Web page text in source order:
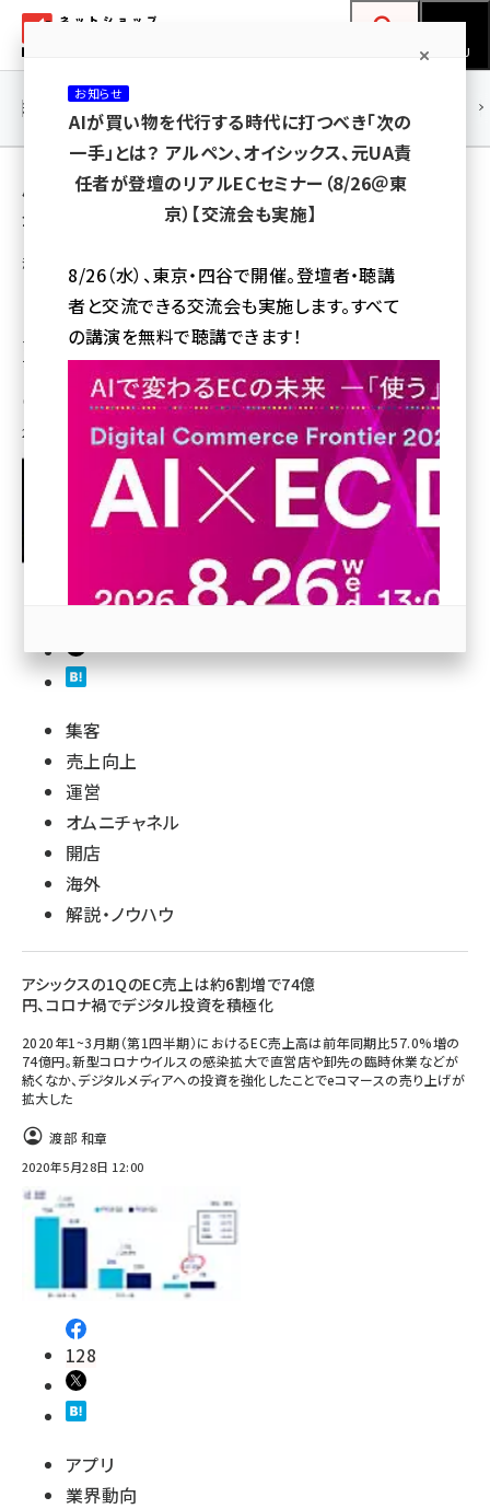
ン
ネットショップ担当者フォーラム
MENU
yahoo (1901)
楽天 (1871)
アスクル (1119)
base (1075)
ビィ・フォアード (773)
revico (739)
連載・特集 |
用語「アシックス」 が使われている記事の一覧
全 13 記事中 1 ～ 13 を表示中
海外のEC事情・戦略・マーケティング情報ウォッチ
「アマゾンとも競争できる」――アシックスがフィッ
トネスアプリを買収した理由
アシックスはユーザーとの接点を増やすために「Runkeeper」を買収、「私た
ちのブランドがいつも消費者の頭の片隅にあるようにしたい」と話す
Digital Commerce 360
2017年10月19日 6:00
集客
売上向上
運営
オムニチャネル
開店
海外
解説・ノウハウ
アシックスの1QのEC売上は約6割増で74億
円、コロナ禍でデジタル投資を積極化
2020年1~3月期（第1四半期）におけるEC売上高は前年同期比57.0%増の
74億円。新型コロナウイルスの感染拡大で直営店や卸先の臨時休業などが
続くなか、デジタルメディアへの投資を強化したことでeコマースの売り上げが
拡大した
渡部 和章
2020年5月28日 12:00
128
アプリ
業界動向
お知らせ
AIが買い物を代行する時代に打つべき「次の
一手」とは？ アルペン、オイシックス、元UA責
任者が登壇のリアルECセミナー（8/26＠東
京）【交流会も実施】
8/26（水）、東京・四谷で開催。登壇者・聴講
者と交流できる交流会も実施します。すべて
の講演を無料で聴講できます！
参加登録はこちら↑